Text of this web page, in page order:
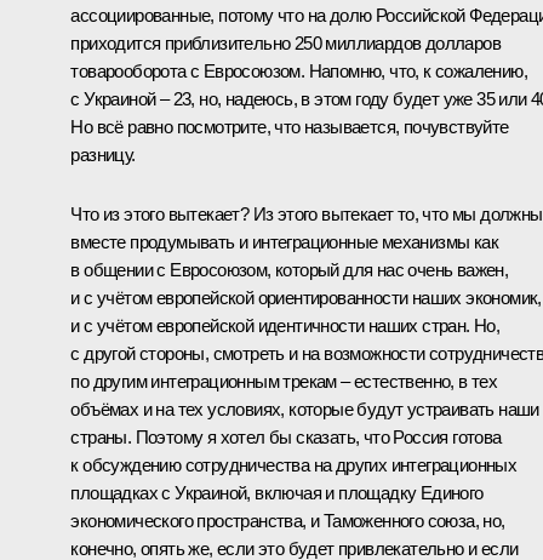
ассоциированные, потому что на долю Российской
приходится приблизительно 250 миллиардов долларов
товарооборота с Евросоюзом. Напомню, что, к сожалению,
с Украиной – 23, но, надеюсь, в этом году будет уже 35 или
Но всё равно посмотрите, что называется, почувствуйте
разницу.
Что из этого вытекает? Из этого вытекает то, что мы должны
вместе продумывать и интеграционные механизмы как
в общении с Евросоюзом, который для нас очень важен,
и с учётом европейской ориентированности наших экономик,
и с учётом европейской идентичности наших стран. Но,
с другой стороны, смотреть и на возможности
по другим интеграционным трекам – естественно, в тех
объёмах и на тех условиях, которые будут устраивать наши
страны. Поэтому я хотел бы сказать, что Россия готова
к обсуждению сотрудничества на других интеграционных
площадках с Украиной, включая и площадку Единого
экономического пространства, и Таможенного союза, но,
конечно, опять же, если это будет привлекательно и если